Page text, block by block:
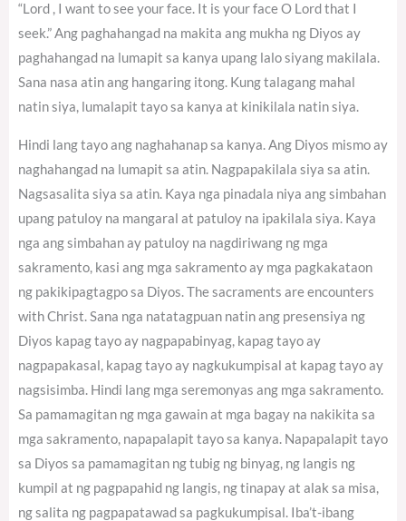
“Lord , I want to see your face. It is your face O Lord that I
seek.” Ang paghahangad na makita ang mukha ng Diyos ay
paghahangad na lumapit sa kanya upang lalo siyang makilala.
Sana nasa atin ang hangaring itong. Kung talagang mahal
natin siya, lumalapit tayo sa kanya at kinikilala natin siya.
Hindi lang tayo ang naghahanap sa kanya. Ang Diyos mismo ay
naghahangad na lumapit sa atin. Nagpapakilala siya sa atin.
Nagsasalita siya sa atin. Kaya nga pinadala niya ang simbahan
upang patuloy na mangaral at patuloy na ipakilala siya. Kaya
nga ang simbahan ay patuloy na nagdiriwang ng mga
sakramento, kasi ang mga sakramento ay mga pagkakataon
ng pakikipagtagpo sa Diyos. The sacraments are encounters
with Christ. Sana nga natatagpuan natin ang presensiya ng
Diyos kapag tayo ay nagpapabinyag, kapag tayo ay
nagpapakasal, kapag tayo ay nagkukumpisal at kapag tayo ay
nagsisimba. Hindi lang mga seremonyas ang mga sakramento.
Sa pamamagitan ng mga gawain at mga bagay na nakikita sa
mga sakramento, napapalapit tayo sa kanya. Napapalapit tayo
sa Diyos sa pamamagitan ng tubig ng binyag, ng langis ng
kumpil at ng pagpapahid ng langis, ng tinapay at alak sa misa,
ng salita ng pagpapatawad sa pagkukumpisal. Iba’t-ibang